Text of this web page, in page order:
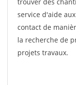
service d'aide
contact de
la recherche de
projets travaux.